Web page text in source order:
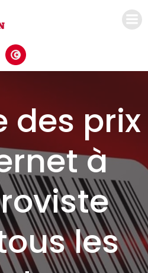
des prix
à
les